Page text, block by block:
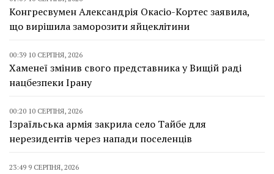
Конгресвумен Александрія Окасіо-Кортес заявила,
що вирішила заморозити яйцеклітини
00:39 10 СЕРПНЯ, 2026
Хаменеї змінив свого представника у Вищій раді
нацбезпеки Ірану
00:20 10 СЕРПНЯ, 2026
Ізраїльська армія закрила село Тайбе для
нерезидентів через напади поселенців
23:49 9 СЕРПНЯ, 2026